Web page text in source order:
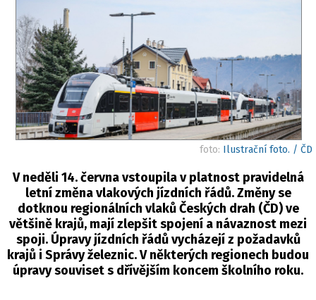
foto: Ilustrační foto. / ČD
V neděli 14. června vstoupila v platnost pravidelná
letní změna vlakových jízdních řádů. Změny se
dotknou regionálních vlaků Českých drah (ČD) ve
většině krajů, mají zlepšit spojení a návaznost mezi
spoji. Úpravy jízdních řádů vycházejí z požadavků
krajů i Správy železnic. V některých regionech budou
úpravy souviset s dřívějším koncem školního roku.